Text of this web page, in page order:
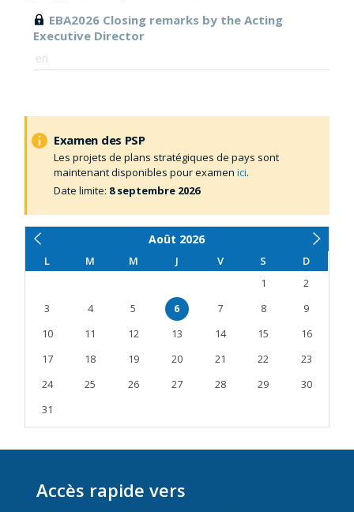
EBA2026 Closing remarks by the Acting
Executive Director
en
Examen des PSP
Les projets de plans stratégiques de pays sont
maintenant disponibles pour examen ici.
Date limite: 8 septembre 2026
Août 2026
L M M J V S D
1
2
3
4 5 6 7 8
9
10
11 12 13 14 15
16
17
18 19 20 21 22
23
24
25 26 27 28 29
30
31
Accès rapide vers